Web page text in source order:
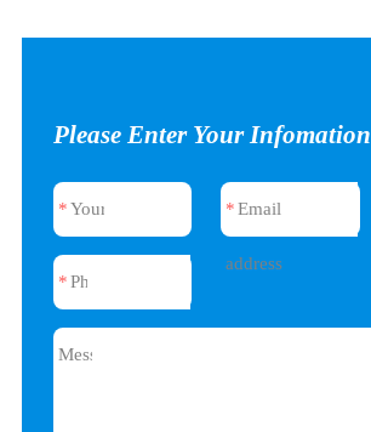
Please Enter Your Infomation
*Your
name
* Email
address
*Phone
Message